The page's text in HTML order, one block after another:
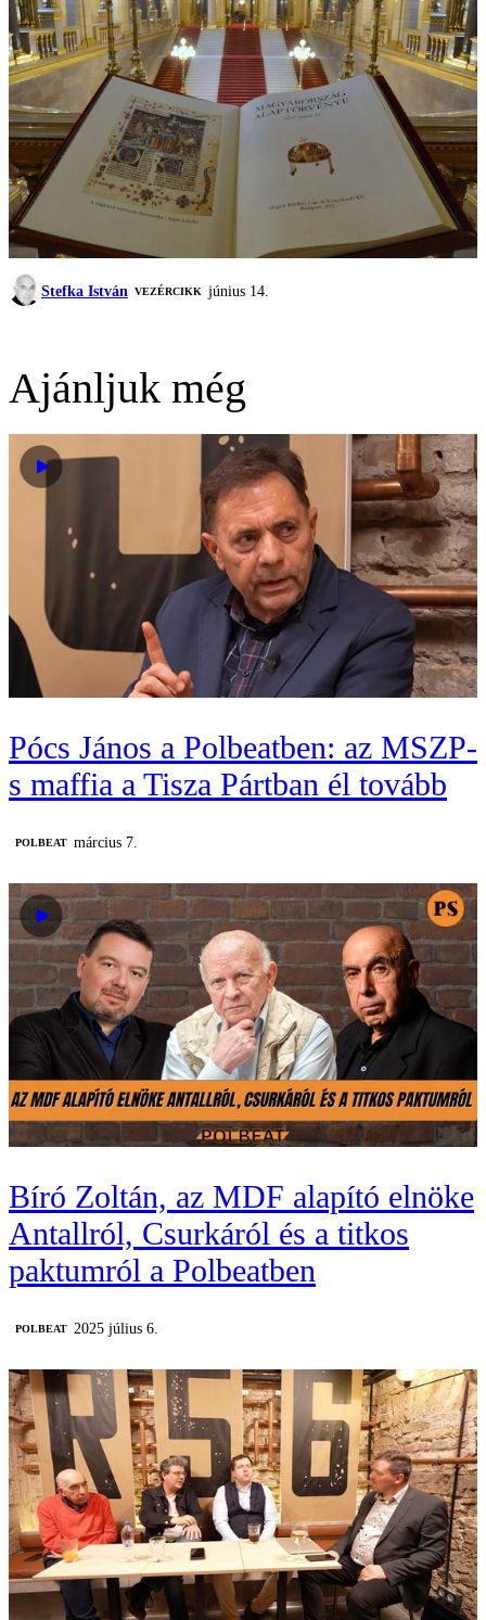
Stefka István VEZÉRCIKK június 14.
Ajánljuk még
Pócs János a Polbeatben: az MSZP-
s maffia a Tisza Pártban él tovább
‎POLBEAT március 7.
Bíró Zoltán, az MDF alapító elnöke
Antallról, Csurkáról és a titkos
paktumról a Polbeatben
‎POLBEAT 2025 július 6.